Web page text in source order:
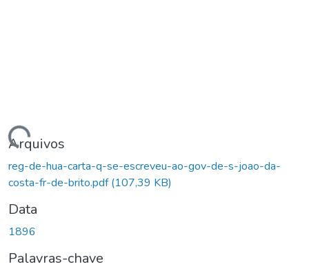
Carregando...
Arquivos
reg-de-hua-carta-q-se-escreveu-ao-gov-de-s-joao-da-
costa-fr-de-brito.pdf(107,39 KB)
Data
1896
Palavras-chave